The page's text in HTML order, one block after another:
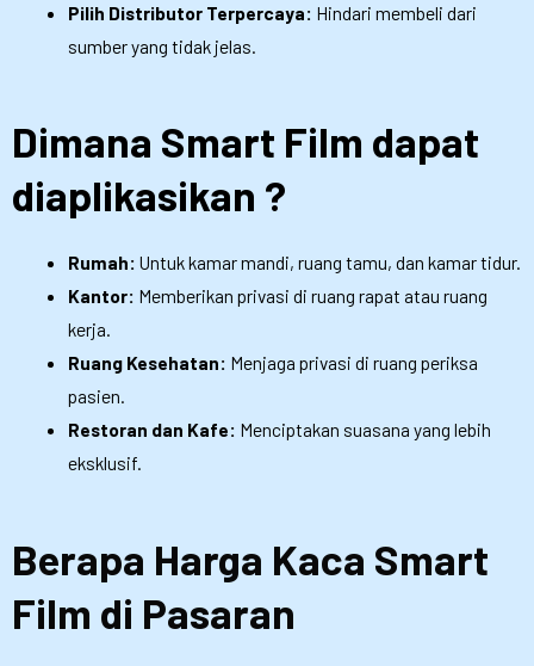
Pilih Distributor Terpercaya: Hindari membeli dari
sumber yang tidak jelas.
Dimana Smart Film dapat
diaplikasikan ?
Rumah: Untuk kamar mandi, ruang tamu, dan kamar tidur.
Kantor: Memberikan privasi di ruang rapat atau ruang
kerja.
Ruang Kesehatan: Menjaga privasi di ruang periksa
pasien.
Restoran dan Kafe: Menciptakan suasana yang lebih
eksklusif.
Berapa Harga Kaca Smart
Film di Pasaran